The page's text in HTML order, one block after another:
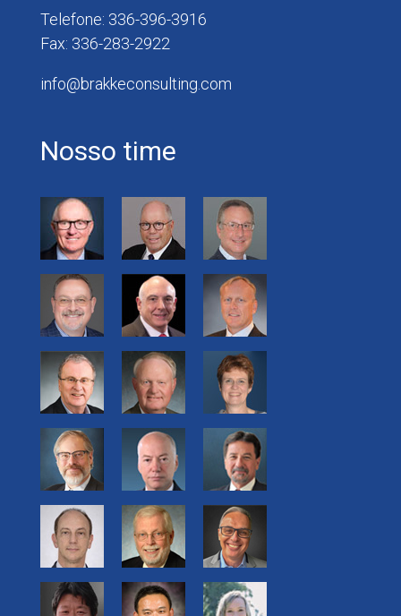
Telefone: 336-396-3916
Fax: 336-283-2922
info@brakkeconsulting.com
Nosso time